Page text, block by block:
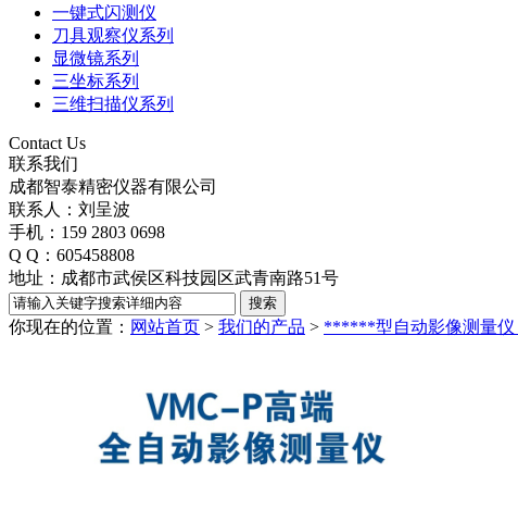
一键式闪测仪
刀具观察仪系列
显微镜系列
三坐标系列
三维扫描仪系列
Contact Us
联系我们
成都智泰精密仪器有限公司
联系人：刘呈波
手机：159 2803 0698
Q Q：605458808
地址：成都市武侯区科技园区武青南路51号
你现在的位置： 网站首页 > 我们的产品 > ******型自动影像测量仪